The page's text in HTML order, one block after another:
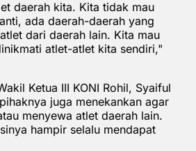
daerah kita. Kita tidak mau
ada daerah-daerah yang
dari daerah lain. Kita mau
atlet-atlet kita sendiri,"
Ketua III KONI Rohil, Syaiful
juga menekankan agar
menyewa atlet daerah lain.
hampir selalu mendapat